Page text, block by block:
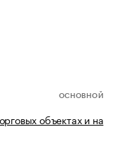
ОСНОВНОЙ
объектах и на